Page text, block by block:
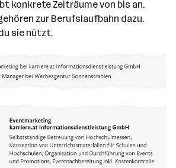
konkrete Zeiträume von bis an.
zur Berufslaufbahn dazu.
sie nützt.